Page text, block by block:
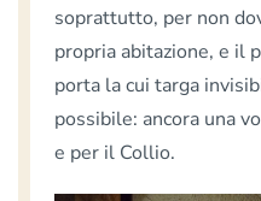
soprattutto, per non
propria abitazione, e il
porta la cui targa
possibile: ancora una
e per il Collio.